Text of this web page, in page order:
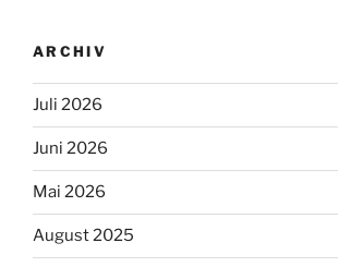
ARCHIV
Juli 2026
Juni 2026
Mai 2026
August 2025